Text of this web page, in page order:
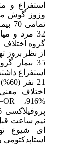
استفراغ و
وزوز گوش
گروه اختلاف
از نظر بروز
استفراغ
نیم ساعت
ای شیوع